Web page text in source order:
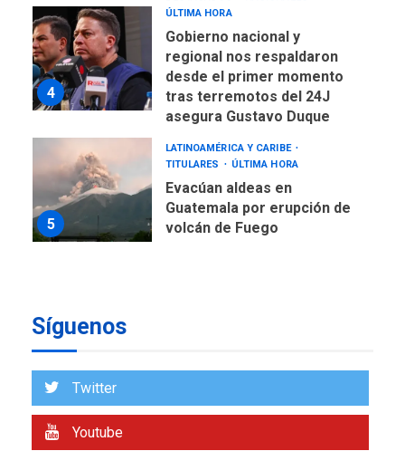
4
ÚLTIMA HORA
Gobierno nacional y
regional nos respaldaron
desde el primer momento
tras terremotos del 24J
asegura Gustavo Duque
5
LATINOAMÉRICA Y CARIBE
TITULARES
ÚLTIMA HORA
Evacúan aldeas en
Guatemala por erupción de
volcán de Fuego
6
REGIONALES
TITULARES
Guardia Nacional
Síguenos
Twitter
Youtube